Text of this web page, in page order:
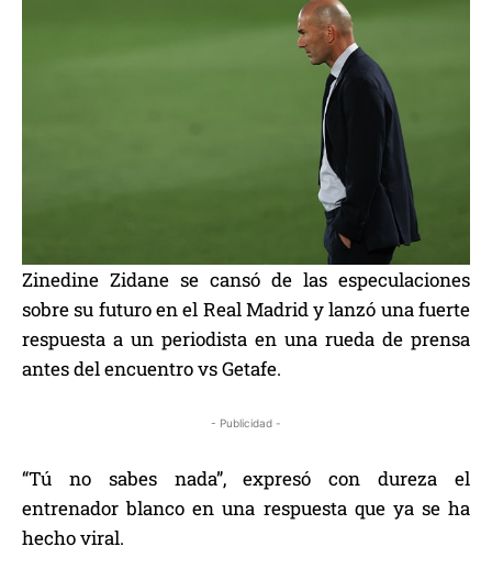
Zinedine Zidane se cansó de las especulaciones
sobre su futuro en el Real Madrid y lanzó una fuerte
respuesta a un periodista en una rueda de prensa
antes del encuentro vs Getafe.
- Publicidad -
“Tú no sabes nada”, expresó con dureza el
entrenador blanco en una respuesta que ya se ha
hecho viral.